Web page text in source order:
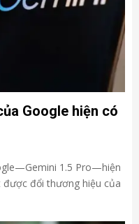
Google hiện có
1.5 Pro—hiện
được đổi thương hiệu của